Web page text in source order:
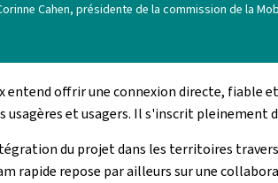
Cahen, présidente de la commission de la
entend offrir une connexion directe, fiable
et usagers. Il s'inscrit
du projet dans les territoires
rapide repose par ailleurs sur une